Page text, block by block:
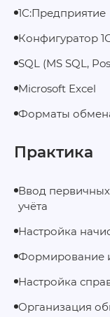
1С:Предприятие
Конфигуратор
SQL (MS SQL,
Microsoft Excel
Форматы
Практика
Ввод
учёта
Настройка
Формирование
Настройка
Организация